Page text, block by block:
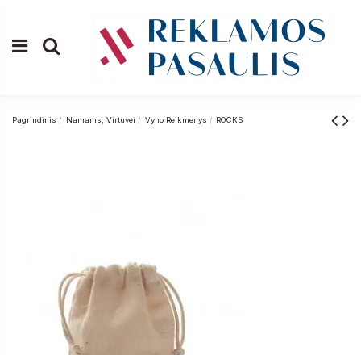
Pagrindinis Namams, Virtuvei Vyno Reikmenys ROCKS